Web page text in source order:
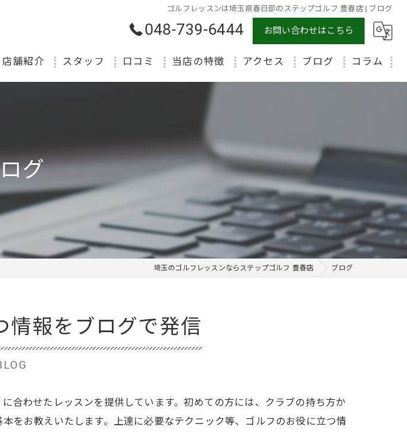
ゴルフレッスンは埼玉県春日部のステップゴルフ 豊春店 | ブログ
048-739-6444 お問い合わせはこちら
店舗紹介 スタッフ 口コミ 当店の特徴
マンツーマン
インドア
アクセス ブログ コラム
グ
埼玉のゴルフレッスンならステップゴルフ 豊春店 ブログ
情報をブログで発信
合わせたレッスンを提供しています。初めての方には、クラブの持ち方か
をお教えいたします。上達に必要なテクニック等、ゴルフのお役に立つ情